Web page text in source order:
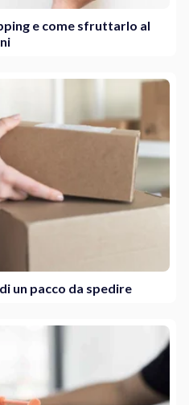
e come sfruttarlo al
un pacco da spedire